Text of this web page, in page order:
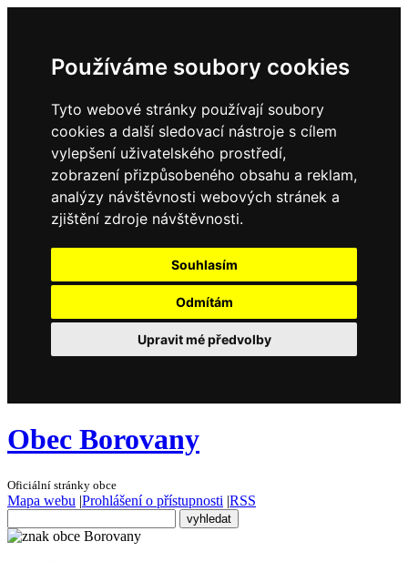
Používáme soubory cookies
Tyto webové stránky používají soubory
cookies a další sledovací nástroje s cílem
vylepšení uživatelského prostředí,
zobrazení přizpůsobeného obsahu a reklam,
analýzy návštěvnosti webových stránek a
zjištění zdroje návštěvnosti.
Souhlasím
Odmítám
Upravit mé předvolby
Obec Borovany
Oficiální stránky obce
Mapa webu |Prohlášení o přístupnosti |RSS